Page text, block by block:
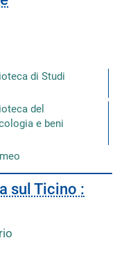
di Studi
del
e beni
sul Ticino :